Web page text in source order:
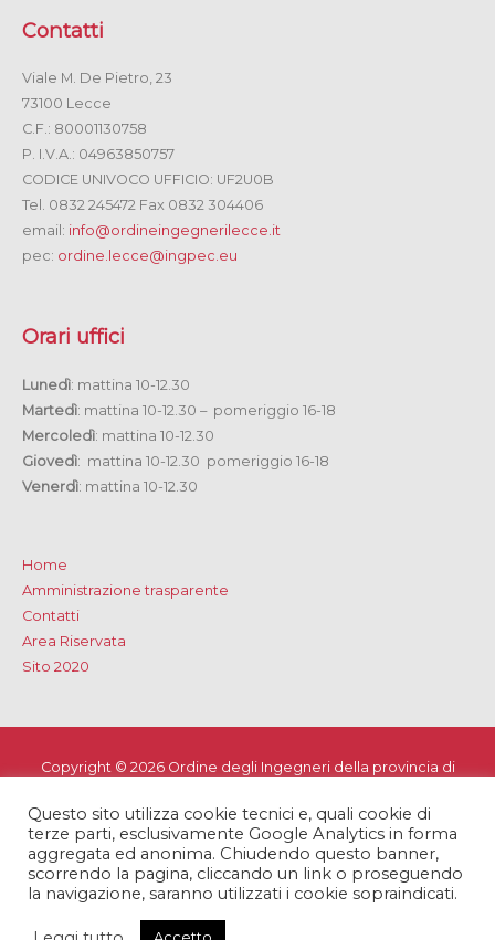
Contatti
Viale M. De Pietro, 23
73100 Lecce
C.F.: 80001130758
P. I.V.A.: 04963850757
CODICE UNIVOCO UFFICIO: UF2U0B
Tel. 0832 245472 Fax 0832 304406
email: info@ordineingegnerilecce.it
pec: ordine.lecce@ingpec.eu
Orari uffici
Lunedì: mattina 10-12.30
Martedì: mattina 10-12.30 – pomeriggio 16-18
Mercoledì: mattina 10-12.30
Giovedì: mattina 10-12.30 pomeriggio 16-18
Venerdì: mattina 10-12.30
Home
Amministrazione trasparente
Contatti
Area Riservata
Sito 2020
Copyright © 2026 Ordine degli Ingegneri della provincia di
Privacy e Cookie Policy-Note Legali -Dichiarazione di
accessibilità
Questo sito utilizza cookie tecnici e, quali cookie di
terze parti, esclusivamente Google Analytics in forma
aggregata ed anonima. Chiudendo questo banner,
scorrendo la pagina, cliccando un link o proseguendo
la navigazione, saranno utilizzati i cookie sopraindicati.